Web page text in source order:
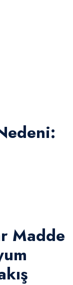
Madde